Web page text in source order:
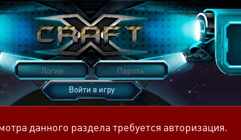
Войти в игру
данного раздела требуется авторизация.